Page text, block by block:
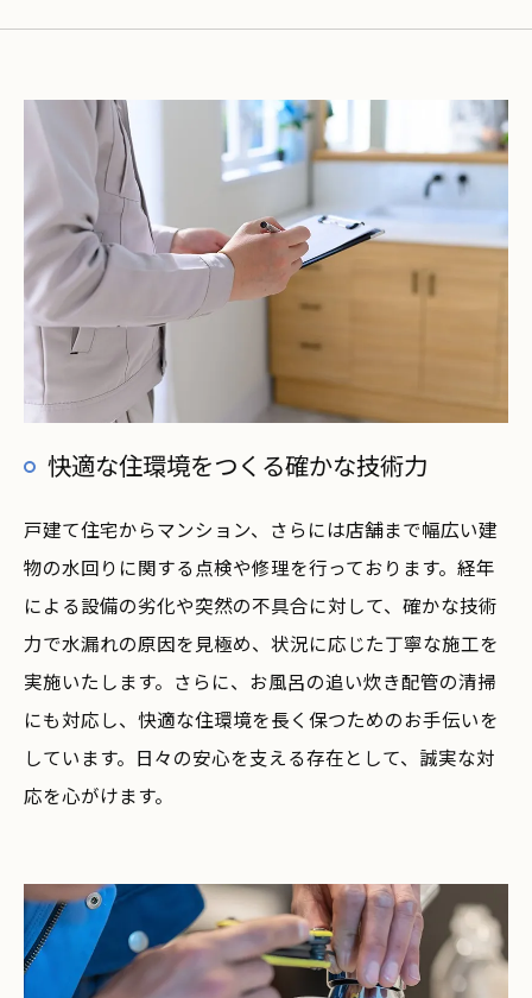
快適な住環境をつくる確かな技術力
戸建て住宅からマンション、さらには店舗まで幅広い建
物の水回りに関する点検や修理を行っております。経年
による設備の劣化や突然の不具合に対して、確かな技術
力で水漏れの原因を見極め、状況に応じた丁寧な施工を
実施いたします。さらに、お風呂の追い炊き配管の清掃
にも対応し、快適な住環境を長く保つためのお手伝いを
しています。日々の安心を支える存在として、誠実な対
応を心がけます。